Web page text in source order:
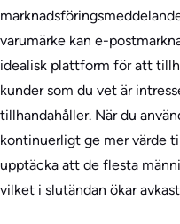
varumärke kan e-
idealisk plattform för att
kunder som du vet är
tillhandahåller. När du
kontinuerligt ge mer värde
upptäcka att de flesta
vilket i slutändan ökar